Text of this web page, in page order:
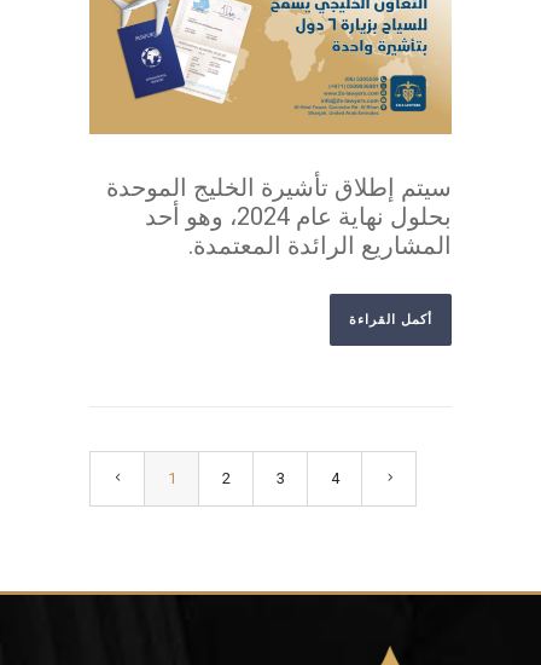
سيتم إطلاق تأشيرة الخليج الموحدة
بحلول نهاية عام 2024، وهو أحد
المشاريع الرائدة المعتمدة.
أكمل القراءة
1 2 3 4